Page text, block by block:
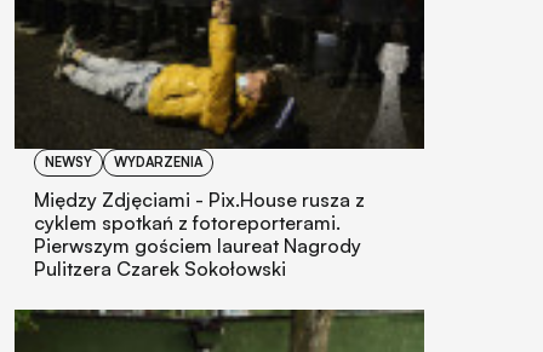
NEWSY WYDARZENIA
Między Zdjęciami - Pix.House rusza z
cyklem spotkań z fotoreporterami.
Pierwszym gościem laureat Nagrody
Pulitzera Czarek Sokołowski